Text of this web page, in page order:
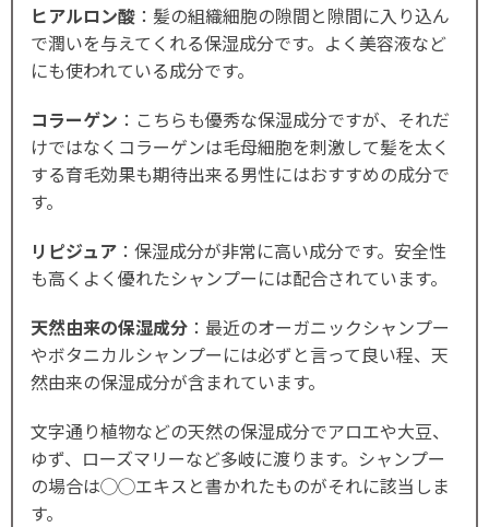
ヒアルロン酸 ：髪の組織細胞の隙間と隙間に入り込ん
で潤いを与えてくれる保湿成分です。よく美容液など
にも使われている成分です。
コラーゲン ：こちらも優秀な保湿成分ですが、それだ
けではなくコラーゲンは毛母細胞を刺激して髪を太く
する育毛効果も期待出来る男性にはおすすめの成分で
す。
リピジュア ：保湿成分が非常に高い成分です。安全性
も高くよく優れたシャンプーには配合されています。
天然由来の保湿成分 ：最近のオーガニックシャンプー
やボタニカルシャンプーには必ずと言って良い程、天
然由来の保湿成分が含まれています。
文字通り植物などの天然の保湿成分でアロエや大豆、
ゆず、ローズマリーなど多岐に渡ります。シャンプー
の場合は◯◯エキスと書かれたものがそれに該当しま
す。